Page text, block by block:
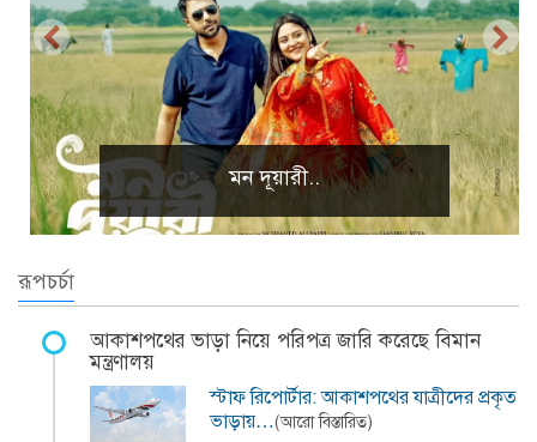
প্রাকৃতিক দৃশ্য
রূপচর্চা
আকাশপথের ভাড়া নিয়ে পরিপত্র জারি করেছে বিমান
মন্ত্রণালয়
স্টাফ রিপোর্টার: আকাশপথের যাত্রীদের প্রকৃত
ভাড়ায়…(আরো বিস্তারিত)